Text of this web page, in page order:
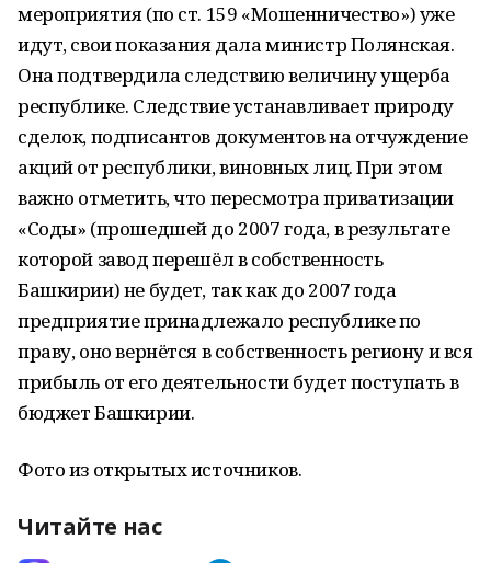
мероприятия (по ст. 159 «Мошенничество») уже
идут, свои показания дала министр Полянская.
Она подтвердила следствию величину ущерба
республике. Следствие устанавливает природу
сделок, подписантов документов на отчуждение
акций от республики, виновных лиц. При этом
важно отметить, что пересмотра приватизации
«Соды» (прошедшей до 2007 года, в результате
которой завод перешёл в собственность
Башкирии) не будет, так как до 2007 года
предприятие принадлежало республике по
праву, оно вернётся в собственность региону и вся
прибыль от его деятельности будет поступать в
бюджет Башкирии.
Фото из открытых источников.
Читайте нас